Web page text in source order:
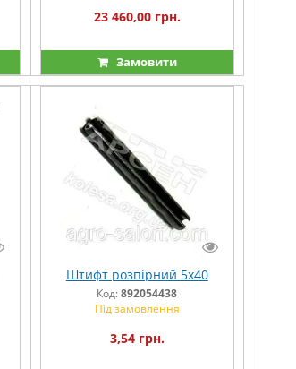
23 460,00 грн.
Замовити
Штифт розпірний 5х40
Код:892054438
Під замовлення
3,54 грн.